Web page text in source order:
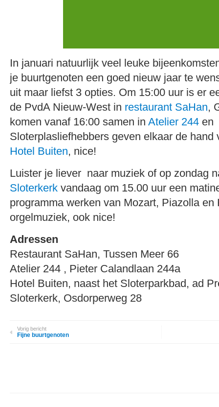
In januari natuurlijk veel leuke
je buurtgenoten een goed nieuw jaar te
uit maar liefst 3 opties. Om 15:00 uur is er
de PvdA Nieuw-West in restaurant SaHan,
komen vanaf 16:00 samen in Atelier 244 en
Sloterplasliefhebbers geven elkaar de hand
Hotel Buiten, nice!
Luister je liever naar muziek of op zondag
Sloterkerk vandaag om 15.00 uur een
programma werken van Mozart, Piazolla en
orgelmuziek, ook nice!
Adressen
Restaurant SaHan, Tussen Meer 66
Atelier 244 , Pieter Calandlaan 244a
Hotel Buiten, naast het Sloterparkbad, ad
Sloterkerk, Osdorperweg 28
Vorig bericht
Fijne buurtgenoten